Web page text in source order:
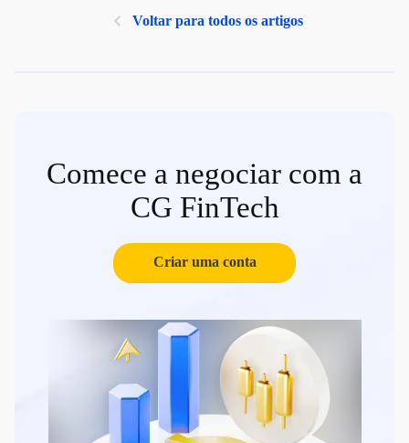
Voltar para todos os artigos
Comece a negociar com a
CG FinTech
Criar uma conta